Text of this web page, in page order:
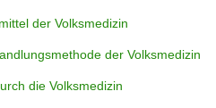
der Volksmedizin
der Volksmedizin
die Volksmedizin